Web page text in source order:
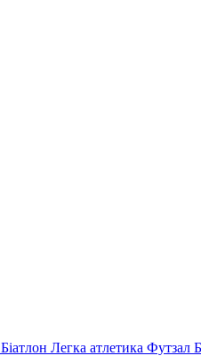
Біатлон Легка атлетика Футзал